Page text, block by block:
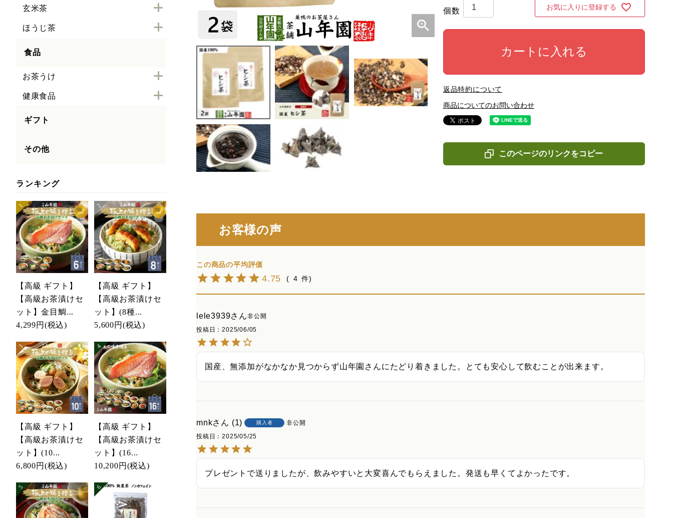
玄米茶
ほうじ茶
食品
お茶うけ
健康食品
ギフト
その他
ランキング
【高級 ギフト】
【高級お茶漬けセ
ット】金目鯛...
4,299円 (税込)
【高級 ギフト】
【高級お茶漬けセ
ット】(8種...
5,600円 (税込)
【高級 ギフト】
【高級お茶漬けセ
ット】(10...
6,800円 (税込)
【高級 ギフト】
【高級お茶漬けセ
ット】(16...
10,200円 (税込)
お気に入りに登録する
カートに入れる
返品特約について
商品についてのお問い合わせ
このページのリンクをコピー
お客様の声
4.75 4
lele3939
非公開
投稿日
2025/06/05
国産、無添加がなかなか見つからず山年園さんにたどり着きました。とても安心して飲むことが出来ます。
mnk 1 購入者
非公開
投稿日
2025/05/25
プレゼントで送りましたが、飲みやすいと大変喜んでもらえました。発送も早くてよかったです。